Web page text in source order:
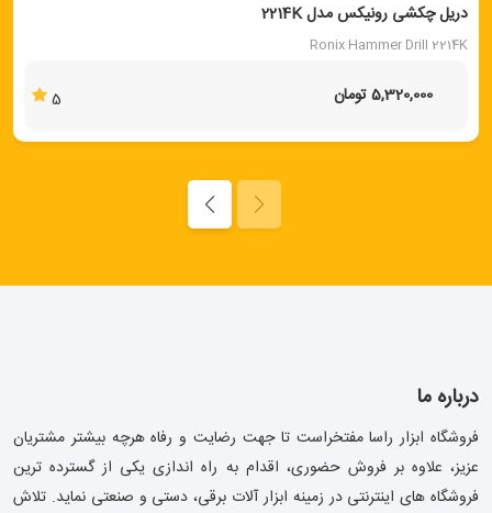
دریل چکشی رونیکس مدل 2214K
Ronix Hammer Drill 2214K
5,320,000 تومان 5
درباره ما
فروشگاه ابزار راسا مفتخراست تا جهت رضایت و رفاه هرچه بیشتر مشتریان
عزیز، علاوه بر فروش حضوری، اقدام به راه اندازی یکی از گسترده ترین
فروشگاه های اینترنتی در زمینه ابزار آلات برقی، دستی و صنعتی نماید. تلاش